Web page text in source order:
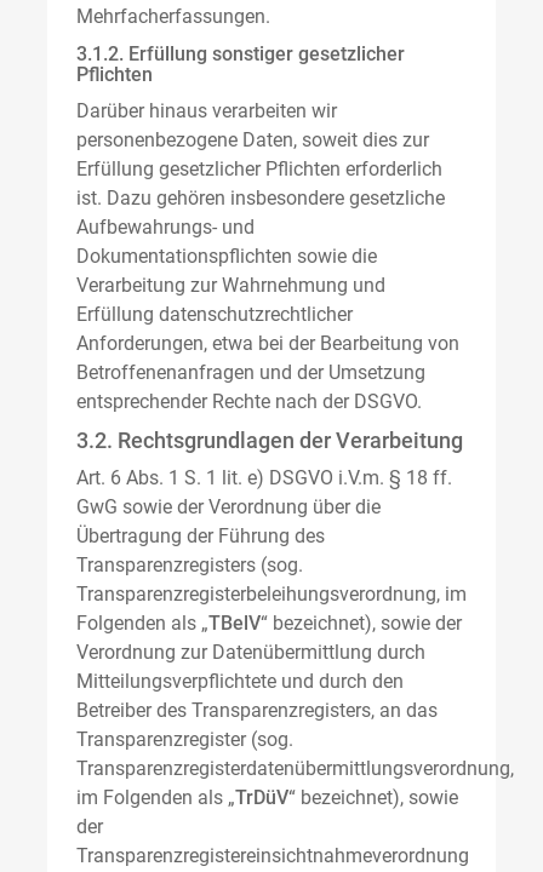
Mehrfacherfassungen.
3.1.2. Erfüllung sonstiger gesetzlicher
Pflichten
Darüber hinaus verarbeiten wir
personenbezogene Daten, soweit dies zur
Erfüllung gesetzlicher Pflichten erforderlich
ist. Dazu gehören insbesondere gesetzliche
Aufbewahrungs- und
Dokumentationspflichten sowie die
Verarbeitung zur Wahrnehmung und
Erfüllung datenschutzrechtlicher
Anforderungen, etwa bei der Bearbeitung von
Betroffenenanfragen und der Umsetzung
entsprechender Rechte nach der DSGVO.
3.2. Rechtsgrundlagen der Verarbeitung
Art. 6 Abs. 1 S. 1 lit. e) DSGVO i.V.m. § 18 ff.
GwG sowie der Verordnung über die
Übertragung der Führung des
Transparenzregisters (sog.
Transparenzregisterbeleihungsverordnung, im
Folgenden als „TBelV“ bezeichnet), sowie der
Verordnung zur Datenübermittlung durch
Mitteilungsverpflichtete und durch den
Betreiber des Transparenzregisters, an das
Transparenzregister (sog.
Transparenzregisterdatenübermittlungsverordnung,
im Folgenden als „TrDüV“ bezeichnet), sowie
der
Transparenzregistereinsichtnahmeverordnung